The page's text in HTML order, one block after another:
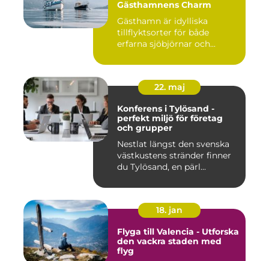
Gästhamnens Charm
Gästhamn är idylliska
tillflyktsorter för både
erfarna sjöbjörnar och...
22. maj
Konferens i Tylösand -
perfekt miljö för företag
och grupper
Nestlat längst den svenska
västkustens stränder finner
du Tylösand, en pärl...
18. jan
Flyga till Valencia - Utforska
den vackra staden med
flyg